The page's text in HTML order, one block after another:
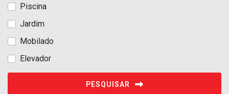
Piscina
Jardim
Mobilado
Elevador
PESQUISAR